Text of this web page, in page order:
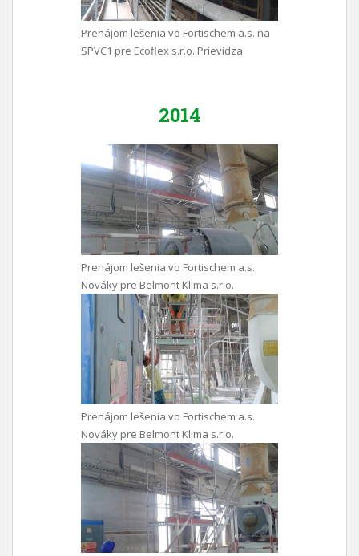
Prenájom lešenia vo Fortischem a.s. na
SPVC1 pre Ecoflex s.r.o. Prievidza
2014
Prenájom lešenia vo Fortischem a.s.
Nováky pre Belmont Klima s.r.o.
Prenájom lešenia vo Fortischem a.s.
Nováky pre Belmont Klima s.r.o.